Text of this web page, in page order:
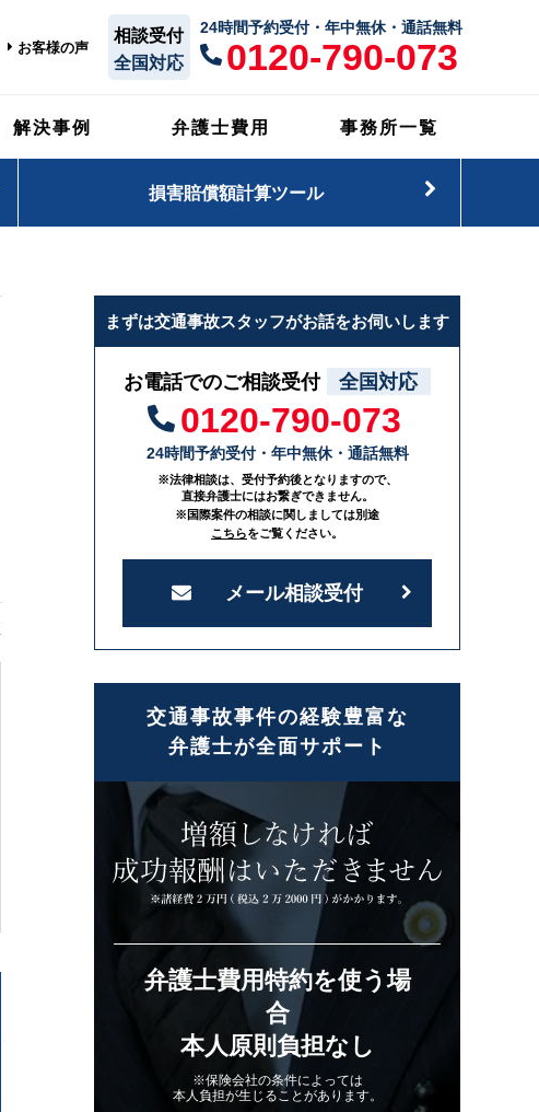
お客様の声
相談受付
全国対応
24時間予約受付・年中無休・通話無料
0120-790-073
解決事例 弁護士費用 事務所一覧
損害賠償額計算ツール
まずは交通事故スタッフがお話をお伺いします
お電話でのご相談受付 全国対応
0120-790-073
24時間予約受付・年中無休・通話無料
※法律相談は、受付予約後となりますので、
直接弁護士にはお繋ぎできません。
※国際案件の相談に関しましては別途
こちらをご覧ください。
メール相談受付
交通事故事件の経験豊富な
弁護士が全面サポート
弁護士費用特約を使う場
合
本人原則負担なし
※保険会社の条件によっては
本人負担が生じることがあります。